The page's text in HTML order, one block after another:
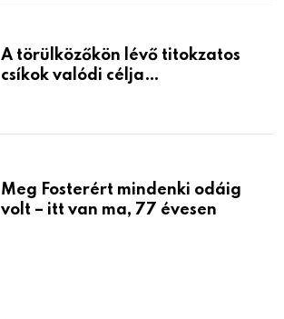
A törülközőkön lévő titokzatos
csíkok valódi célja…
Meg Fosterért mindenki odáig
volt – itt van ma, 77 évesen